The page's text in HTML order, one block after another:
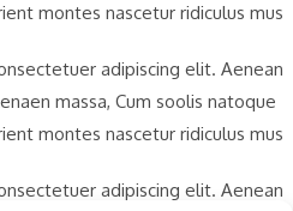
montes nascetur ridiculus mus
adipiscing elit. Aenean
massa, Cum soolis natoque
montes nascetur ridiculus mus
adipiscing elit. Aenean